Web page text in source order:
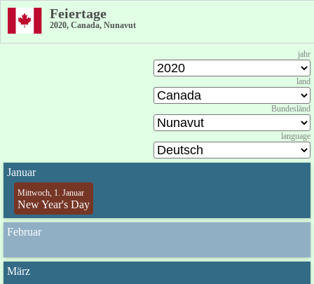
Feiertage
2020, Canada, Nunavut
jahr
land
Bundesländ
language
Januar
Mittwoch, 1. Januar
New Year's Day
Februar
März